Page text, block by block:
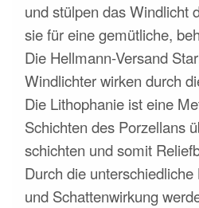
und stülpen das Windlicht
sie für eine gemütliche,
Die Hellmann-Versand
Windlichter wirken durch
Die Lithophanie ist eine
Schichten des Porzellans
schichten und somit
Durch die
und Schattenwirkung